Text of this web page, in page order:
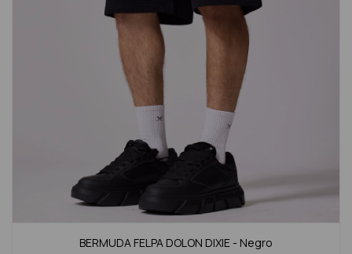
BERMUDA FELPA DOLON DIXIE - Negro